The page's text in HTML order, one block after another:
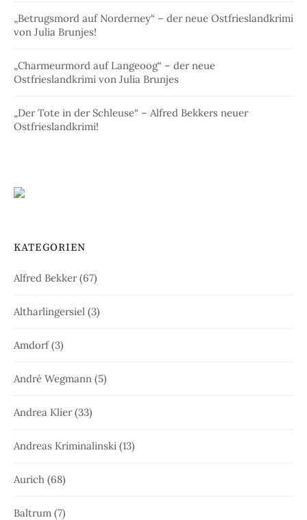
„Betrugsmord auf Norderney“ – der neue Ostfrieslandkrimi
von Julia Brunjes!
„Charmeurmord auf Langeoog“ – der neue
Ostfrieslandkrimi von Julia Brunjes
„Der Tote in der Schleuse“ – Alfred Bekkers neuer
Ostfrieslandkrimi!
KATEGORIEN
Alfred Bekker(67)
Altharlingersiel (3)
Amdorf(3)
André Wegmann (5)
Andrea Klier(33)
Andreas Kriminalinski (13)
Aurich (68)
Baltrum (7)